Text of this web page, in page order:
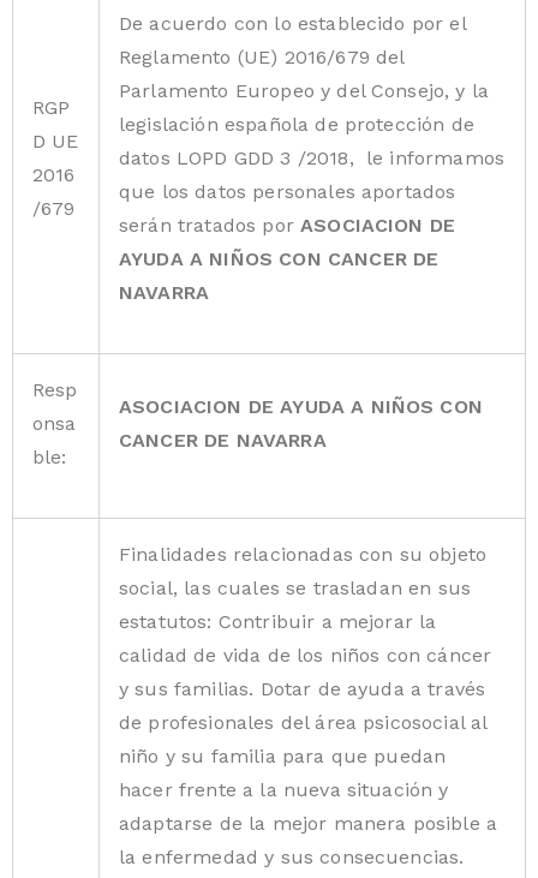
RGP
D UE
2016
/679
De acuerdo con lo establecido por el
Reglamento (UE) 2016/679 del
Parlamento Europeo y del Consejo, y la
legislación española de protección de
datos LOPD GDD 3 /2018, le informamos
que los datos personales aportados
serán tratados porASOCIACION DE
AYUDA A NIÑOS CON CANCER DE
NAVARRA
Resp
onsa
ble:
ASOCIACION DE AYUDA A NIÑOS CON
CANCER DE NAVARRA
Finalidades relacionadas con su objeto
social, las cuales se trasladan en sus
estatutos: Contribuir a mejorar la
calidad de vida de los niños con cáncer
y sus familias. Dotar de ayuda a través
de profesionales del área psicosocial al
niño y su familia para que puedan
hacer frente a la nueva situación y
adaptarse de la mejor manera posible a
la enfermedad y sus consecuencias.